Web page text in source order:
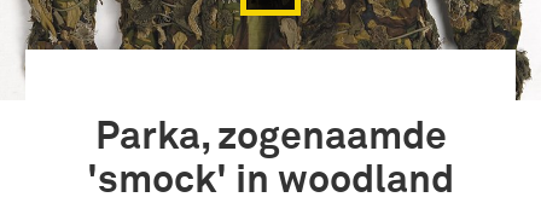
Parka, zogenaamde
'smock' in woodland